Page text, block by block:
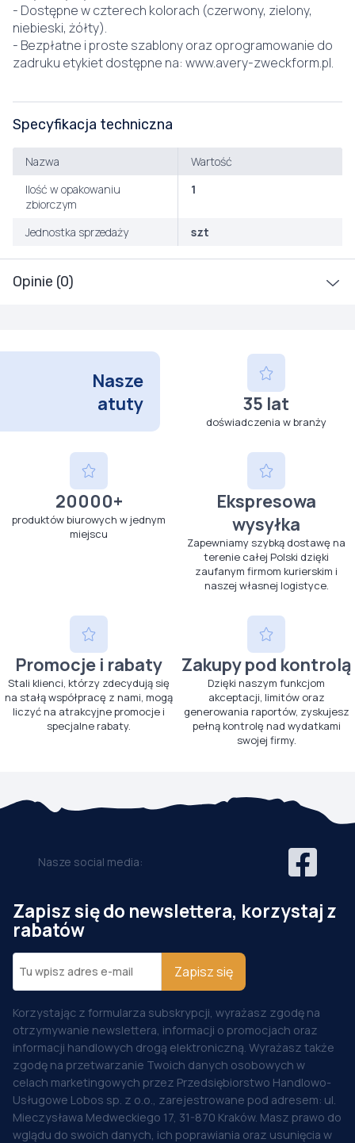
Opinie (0)
- Dostępne w czterech kolorach (czerwony, zielony,
niebieski, żółty).
- Bezpłatne i proste szablony oraz oprogramowanie do
zadruku etykiet dostępne na: www.avery-zweckform.pl.
Specyfikacja techniczna
Nazwa
Wartość
Ilość w opakowaniu
zbiorczym
1
Jednostka sprzedaży szt
Nasze
atuty
35 lat
doświadczenia w branży
20000+
produktów biurowych w jednym
miejscu
Ekspresowa
wysyłka
Zapewniamy szybką dostawę na
terenie całej Polski dzięki
zaufanym firmom kurierskim i
naszej własnej logistyce.
Promocje i rabaty
Stali klienci, którzy zdecydują się
na stałą współpracę z nami, mogą
liczyć na atrakcyjne promocje i
specjalne rabaty.
Zakupy pod kontrolą
Dzięki naszym funkcjom
akceptacji, limitów oraz
generowania raportów, zyskujesz
pełną kontrolę nad wydatkami
swojej firmy.
Nasze social media:
Zapisz się do newslettera, korzystaj z
rabatów
Zapisz się
Korzystając z formularza subskrypcji, wyrażasz zgodę na
otrzymywanie newslettera, informacji o promocjach oraz
informacji handlowych drogą elektroniczną. Wyrażasz także
zgodę na przetwarzanie Twoich danych osobowych w
celach marketingowych przez Przedsiębiorstwo Handlowo-
Usługowe Lobos sp. z o.o., zarejestrowane pod adresem: ul.
Mieczysława Medweckiego 17, 31-870 Kraków. Masz prawo do
wglądu do swoich danych, ich poprawiania oraz usunięcia w